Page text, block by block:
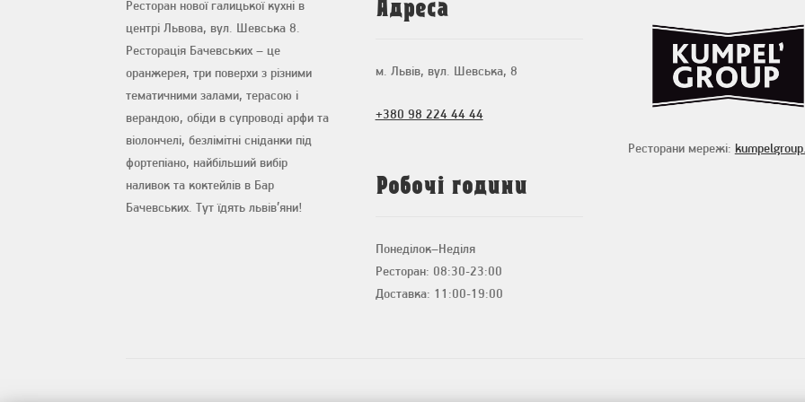
Ресторан нової галицької кухні в
центрі Львова, вул. Шевська 8.
Ресторація Бачевських – це
оранжерея, три поверхи з різними
тематичними залами, терасою і
верандою, обіди в супроводі арфи та
віолончелі, безлімітні сніданки під
фортепіано, найбільший вибір
наливок та коктейлів в Бар
Бачевських. Тут їдять львів’яни!
м. Львів, вул. Шевська, 8
+380 98 224 44 44
Робочі години
Понеділок–Неділя
Ресторан: 08:30-23:00
Доставка: 11:00-19:00
Ресторани мережі: